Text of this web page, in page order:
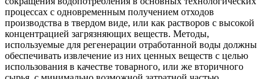
процессах с одновременным получением отходов
производства в твердом виде, или как растворов с высокой
концентрацией загрязняющих веществ. Методы,
используемые для регенерации отработанной воды должны
обеспечивать извлечение из них ценных веществ с целью
использования в качестве товарного, или же вторичного